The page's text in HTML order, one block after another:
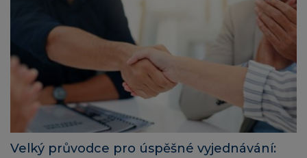
Velký průvodce pro úspěšné vyjednávání: